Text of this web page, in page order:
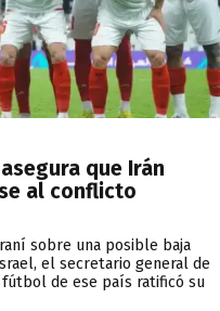
que Irán
al conflicto
sobre una posible baja
el secretario general de
fútbol de ese país ratificó su